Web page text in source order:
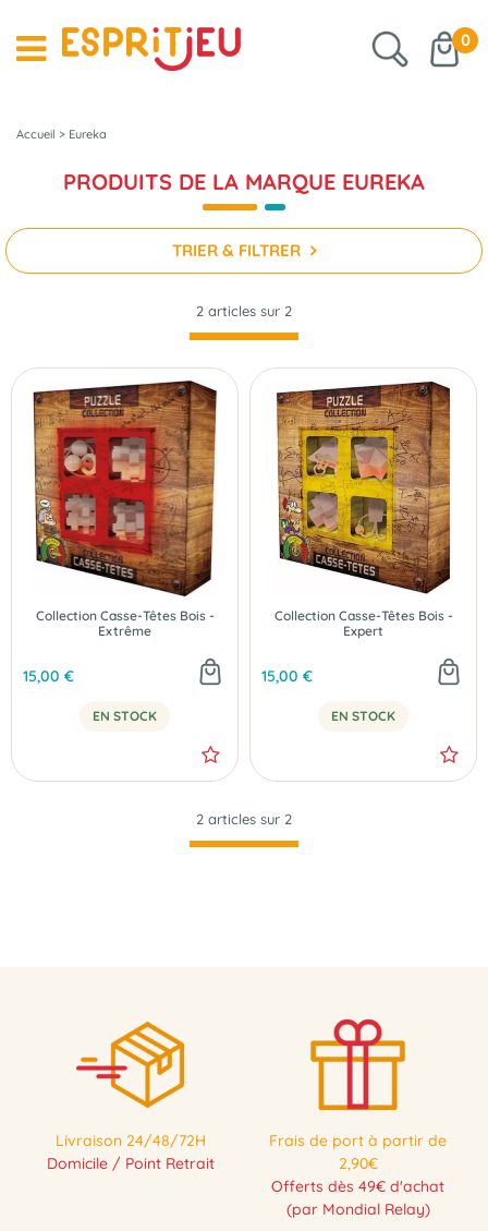
0
Accueil > Eureka
PRODUITS DE LA MARQUE EUREKA
TRIER & FILTRER
2 articles sur 2
Collection Casse-Têtes Bois -
Extrême
15,00 €
EN STOCK
Collection Casse-Têtes Bois -
Expert
15,00 €
EN STOCK
2 articles sur 2
Livraison 24/48/72H
Domicile / Point Retrait
Frais de port à partir de
2,90€
Offerts dès 49€ d'achat
(par Mondial Relay)